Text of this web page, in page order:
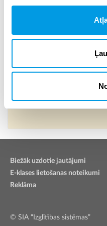
Ko darīt, ja aizmirsta
Ja ir aizmirsta parole,
Svarīgi! Mobilā telefona
Biežāk uzdotie jautājumi
E-klases lietošanas noteikumi
Reklāma
© SIA “Izglītības sistēmas”